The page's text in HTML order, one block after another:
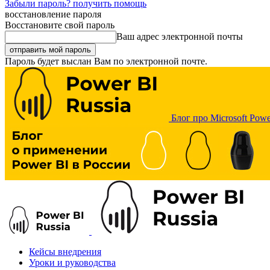
Забыли пароль? получить помощь
восстановление пароля
Восстановите свой пароль
Ваш адрес электронной почты
Пароль будет выслан Вам по электронной почте.
Блог про Microsoft
Кейсы внедрения
Уроки и руководства